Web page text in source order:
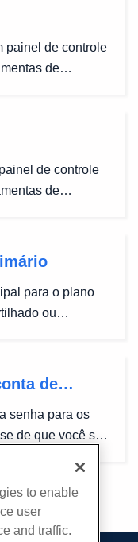
de aumentar
painel de controle
de
da Web
de controle
de
da Web
para o plano
ou
lo aqui.Você
de
senha para os
de que você só
se de que você
to enable
user
and traffic.